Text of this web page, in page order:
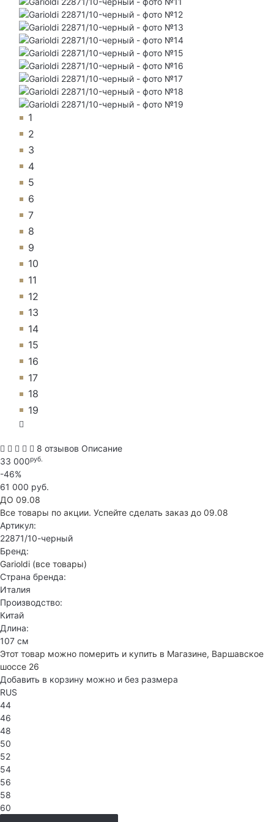
1
2
3
4
5
6
7
8
9
10
11
12
13
14
15
16
17
18
19
8 отзывов Описание
33 000руб.
-46%
61 000 руб.
ДО 09.08
Все товары по акции. Успейте сделать заказ до 09.08
Артикул:
22871/10-черный
Бренд:
Garioldi (все товары)
Страна бренда:
Италия
Производство:
Китай
Длина:
107 см
Этот товар можно померить и купить в Магазине, Варшавское
шоссе 26
Добавить в корзину можно и без размера
RUS
44
46
48
50
52
54
56
58
60